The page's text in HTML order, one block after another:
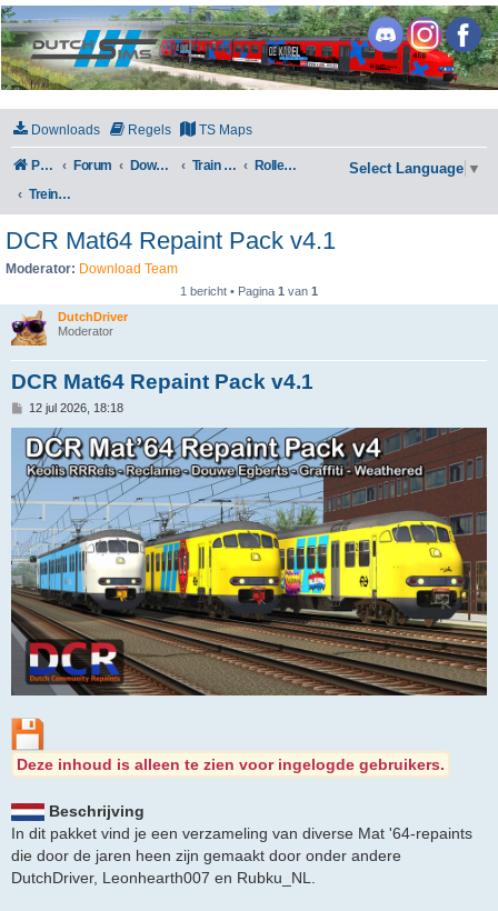
DutchSims
Downloads Regels TS Maps
Portal Forum Downloads Train Simulator Classic
Rollend materieel
Treinstellen
Select Language ▼
DCR Mat64 Repaint Pack v4.1
Moderator: Download Team
1 bericht • Pagina 1 van 1
DutchDriver
Moderator
DCR Mat64 Repaint Pack v4.1
B
r
c
h
t
12 jul 2026, 18:18
Deze inhoud is alleen te zien voor ingelogde gebruikers.
Beschrijving
In dit pakket vind je een verzameling van diverse Mat '64-repaints
die door de jaren heen zijn gemaakt door onder andere
DutchDriver, Leonhearth007 en Rubku_NL.